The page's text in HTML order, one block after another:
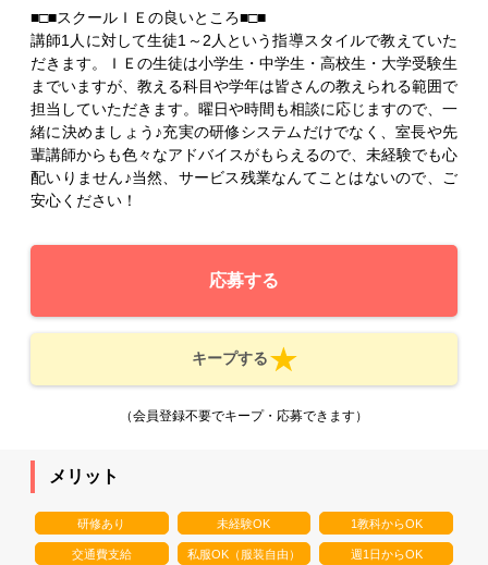
■□■スクールＩＥの良いところ■□■
講師1人に対して生徒1～2人という指導スタイルで教えていた
だきます。ＩＥの生徒は小学生・中学生・高校生・大学受験生
までいますが、教える科目や学年は皆さんの教えられる範囲で
担当していただきます。曜日や時間も相談に応じますので、一
緒に決めましょう♪充実の研修システムだけでなく、室長や先
輩講師からも色々なアドバイスがもらえるので、未経験でも心
配いりません♪当然、サービス残業なんてことはないので、ご
安心ください！
応募する
キープする
（会員登録不要でキープ・応募できます）
メリット
研修あり 未経験OK 1教科からOK
交通費支給 私服OK（服装自由） 週1日からOK